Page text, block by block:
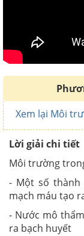
Xem lại Môi
Lời giải chi tiết
Môi trường
- Một số
mạch máu tạo
- Nước mô
ra bạch huyết